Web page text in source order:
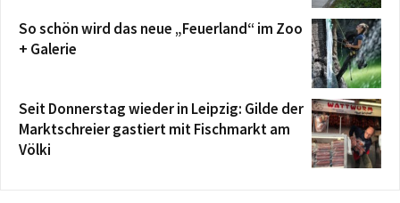
So schön wird das neue „Feuerland“ im Zoo
+ Galerie
Seit Donnerstag wieder in Leipzig: Gilde der
Marktschreier gastiert mit Fischmarkt am
Völki